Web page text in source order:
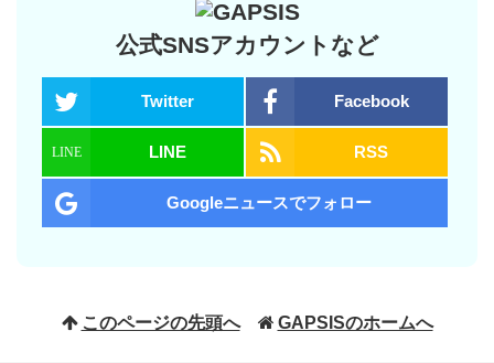
公式SNSアカウントなど
Twitter Facebook
LINE RSS
Googleニュースでフォロー
このページの先頭へ GAPSISのホームへ